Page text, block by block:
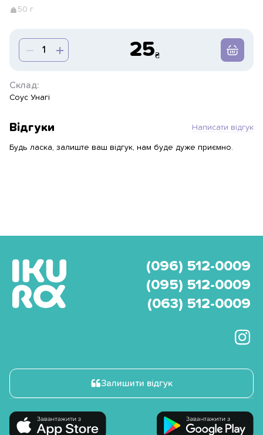
50 г
25
Склад:
Соус Унагі
Відгуки Написати відгук
Будь ласка, залиште ваш відгук, нам буде дуже приємно.
(096) 512-0009
(095) 512-0009
(063) 512-0009
Залишити відгук